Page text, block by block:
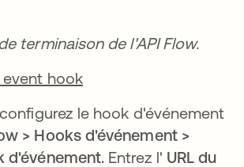
terminaison de l'API Flow.
hook
le hook d'événement
> Hooks d'événement >
d'événement. Entrez l' URL du